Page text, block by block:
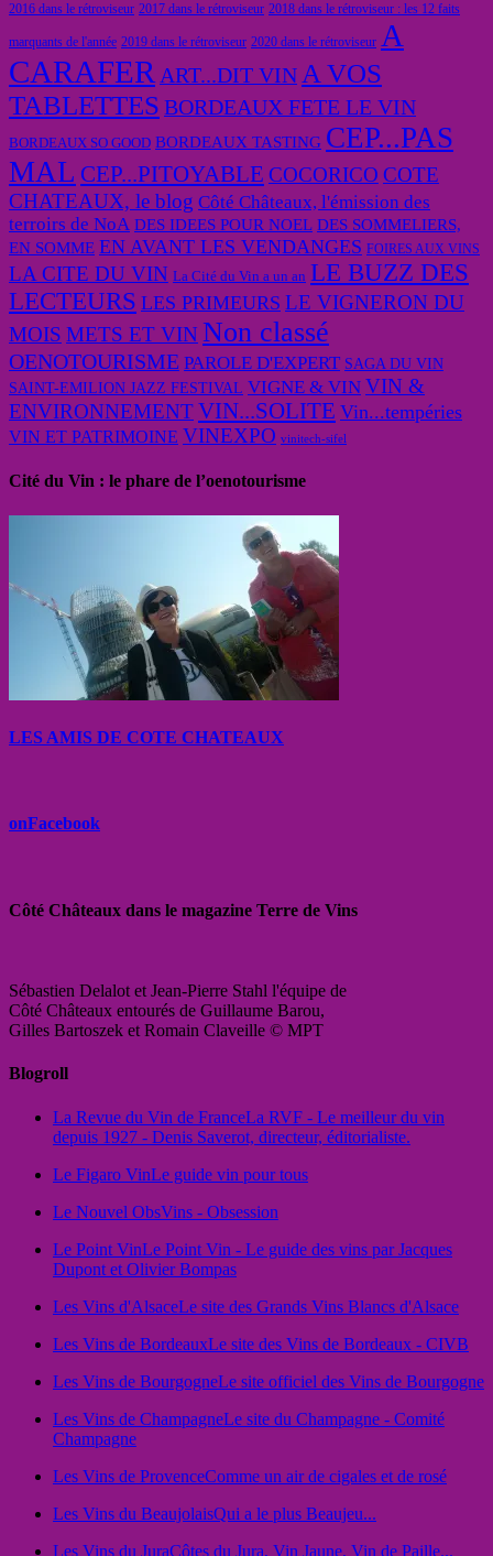
2016 dans le rétroviseur 2017 dans le rétroviseur 2018 dans le rétroviseur : les 12 faits
marquants de l'année 2019 dans le rétroviseur 2020 dans le rétroviseur A
CARAFER ART...DIT VIN A VOS
TABLETTES BORDEAUX FETE LE VIN
BORDEAUX SO GOOD BORDEAUX TASTING CEP...PAS
MAL CEP...PITOYABLE COCORICO COTE
CHATEAUX, le blog Côté Châteaux, l'émission des
terroirs de NoA DES IDEES POUR NOEL DES SOMMELIERS,
EN SOMME EN AVANT LES VENDANGES FOIRES AUX VINS
LA CITE DU VIN La Cité du Vin a un an LE BUZZ DES
LECTEURS LES PRIMEURS LE VIGNERON DU
MOIS METS ET VIN Non classé
OENOTOURISME PAROLE D'EXPERT SAGA DU VIN
SAINT-EMILION JAZZ FESTIVAL VIGNE & VIN VIN &
ENVIRONNEMENTVIN...SOLITE Vin...tempéries
VIN ET PATRIMOINE VINEXPO vinitech-sifel
Cité du Vin : le phare de l’oenotourisme
LES AMIS DE COTE CHATEAUX
onFacebook
Côté Châteaux dans le magazine Terre de Vins
Sébastien Delalot et Jean-Pierre Stahl l'équipe de
Côté Châteaux entourés de Guillaume Barou,
Gilles Bartoszek et Romain Claveille © MPT
Blogroll
La Revue du Vin de FranceLa RVF - Le meilleur du vin
depuis 1927 - Denis Saverot, directeur, éditorialiste.
Le Figaro VinLe guide vin pour tous
Le Nouvel ObsVins - Obsession
Le Point VinLe Point Vin - Le guide des vins par Jacques
Dupont et Olivier Bompas
Les Vins d'AlsaceLe site des Grands Vins Blancs d'Alsace
Les Vins de BordeauxLe site des Vins de Bordeaux - CIVB
Les Vins de BourgogneLe site officiel des Vins de Bourgogne
Les Vins de ChampagneLe site du Champagne - Comité
Champagne
Les Vins de ProvenceComme un air de cigales et de rosé
Les Vins du BeaujolaisQui a le plus Beaujeu...
Les Vins du JuraCôtes du Jura, Vin Jaune, Vin de Paille...